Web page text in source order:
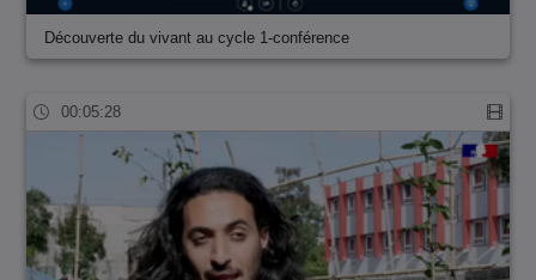
Découverte du vivant au cycle 1-conférence
00:05:28